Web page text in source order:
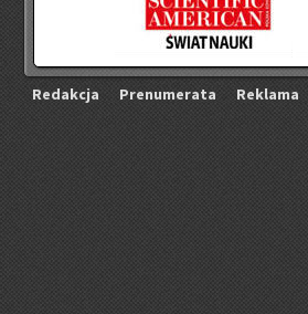
Re­dak­cja Pre­nu­me­ra­ta Re­kla­ma